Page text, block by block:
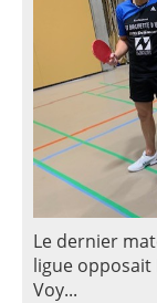
Le dernier
ligue opposait
Voy...